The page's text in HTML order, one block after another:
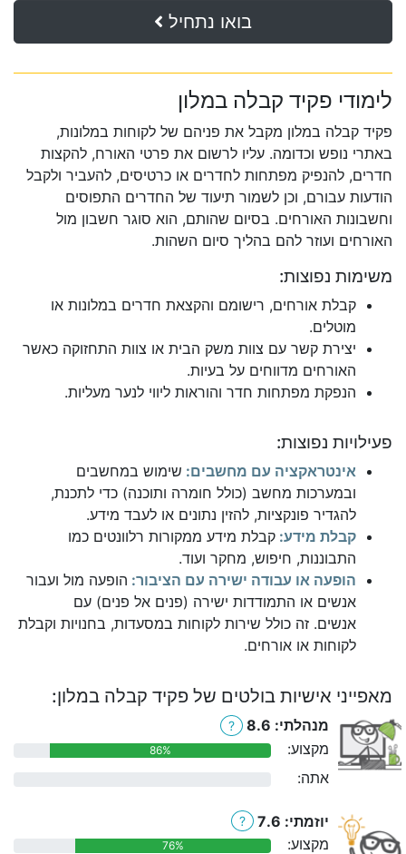
בואו נתחיל
לימודי פקיד קבלה במלון
פקיד קבלה במלון מקבל את פניהם של לקוחות במלונות,
באתרי נופש וכדומה. עליו לרשום את פרטי האורח, להקצות
חדרים, להנפיק מפתחות לחדרים או כרטיסים, להעביר ולקבל
הודעות עבורם, וכן לשמור תיעוד של החדרים התפוסים
וחשבונות האורחים. בסיום שהותם, הוא סוגר חשבון מול
האורחים ועוזר להם בהליך סיום השהות.
משימות נפוצות:
קבלת אורחים, רישומם והקצאת חדרים במלונות או
מוטלים.
יצירת קשר עם צוות משק הבית או צוות התחזוקה כאשר
האורחים מדווחים על בעיות.
הנפקת מפתחות חדר והוראות ליווי לנער מעליות.
פעילויות נפוצות:
אינטראקציה עם מחשבים: שימוש במחשבים
ובמערכות מחשב (כולל חומרה ותוכנה) כדי לתכנת,
להגדיר פונקציות, להזין נתונים או לעבד מידע.
קבלת מידע: קבלת מידע ממקורות רלוונטים כמו
התבוננות, חיפוש, מחקר ועוד.
הופעה או עבודה ישירה עם הציבור: הופעה מול ועבור
אנשים או התמודדות ישירה (פנים אל פנים) עם
אנשים. זה כולל שירות לקוחות במסעדות, בחנויות וקבלת
לקוחות או אורחים.
מאפייני אישיות בולטים של פקיד קבלה במלון:
מנהלתי: 8.6 ?
מקצוע: 86%
אתה:
יוזמתי: 7.6 ?
מקצוע: 76%